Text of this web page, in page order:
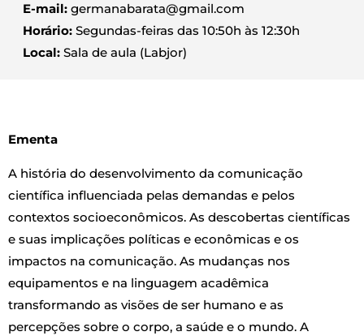
E-mail: germanabarata@gmail.com
Horário: Segundas-feiras das 10:50h às 12:30h
Local: Sala de aula (Labjor)
Ementa
A história do desenvolvimento da comunicação
científica influenciada pelas demandas e pelos
contextos socioeconômicos. As descobertas científicas
e suas implicações políticas e econômicas e os
impactos na comunicação. As mudanças nos
equipamentos e na linguagem acadêmica
transformando as visões de ser humano e as
percepções sobre o corpo, a saúde e o mundo. A